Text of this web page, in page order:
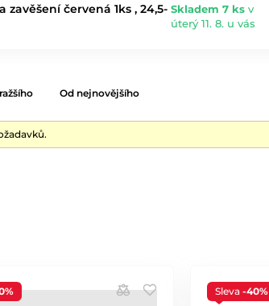
červená 1ks , 24,5- Skladem 7 ks v
úterý 11. 8. u vás
Od nejnovějšího
Sleva-40%